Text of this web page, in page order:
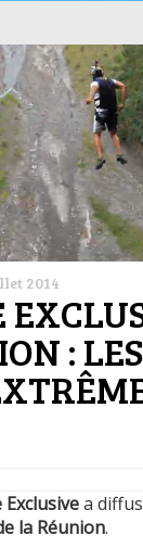
2014
: LES
Exclusivea
la Réunion.